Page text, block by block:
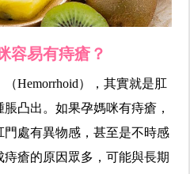
容易有痔瘡？
Hemorrhoid），其實就是肛
凸出。如果孕媽咪有痔瘡，
處有異物感，甚至是不時感
瘡的原因眾多，可能與長期